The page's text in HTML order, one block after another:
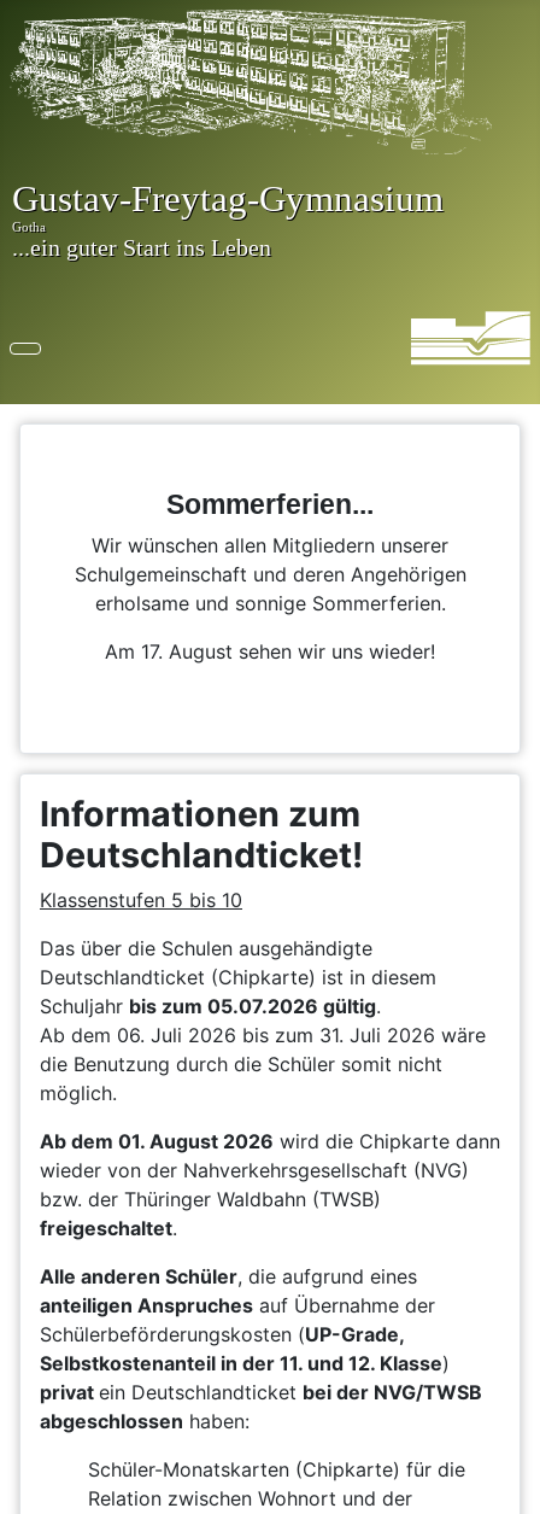
Sommerferien...
Wir wünschen allen Mitgliedern unserer
Schulgemeinschaft und deren Angehörigen
erholsame und sonnige Sommerferien.
Am 17. August sehen wir uns wieder!
Informationen zum
Deutschlandticket!
Klassenstufen 5 bis 10
Das über die Schulen ausgehändigte
Deutschlandticket (Chipkarte) ist in diesem
Schuljahr bis zum 05.07.2026 gültig.
Ab dem 06. Juli 2026 bis zum 31. Juli 2026 wäre
die Benutzung durch die Schüler somit nicht
möglich.
Ab dem 01. August 2026 wird die Chipkarte dann
wieder von der Nahverkehrsgesellschaft (NVG)
bzw. der Thüringer Waldbahn (TWSB)
freigeschaltet.
Alle anderen Schüler, die aufgrund eines
anteiligen Anspruches auf Übernahme der
Schülerbeförderungskosten (UP-Grade,
Selbstkostenanteil in der 11. und 12. Klasse)
privat ein Deutschlandticket bei der NVG/TWSB
abgeschlossen haben:
Schüler-Monatskarten (Chipkarte) für die
Relation zwischen Wohnort und der